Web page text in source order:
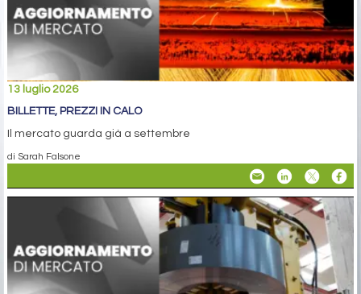
13 luglio 2026
BILLETTE, PREZZI IN CALO
Il mercato guarda già a settembre
di Sarah Falsone